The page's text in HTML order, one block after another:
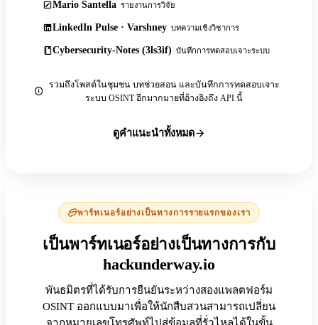
Mario Santella รายงานการวิจัย
LinkedIn Pulse · Varshney บทความเชิงวิชาการ
Cybersecurity-Notes (3ls3if) บันทึกการทดสอบเจาะระบบ
รวมถึงโพสต์ในชุมชน บทช่วยสอน และบันทึกการทดสอบเจาะ
ระบบ OSINT อีกมากมายที่อ้างอิงถึง API นี้
ดูคำแนะนำทั้งหมด
พาร์ทเนอร์อย่างเป็นทางการรายแรกของเรา
เป็นพาร์ทเนอร์อย่างเป็นทางการกับ
hackunderway.io
พันธมิตรที่ได้รับการยืนยันระหว่างสองแพลตฟอร์ม
OSINT ออกแบบมาเพื่อให้นักสืบสวนสามารถเปลี่ยน